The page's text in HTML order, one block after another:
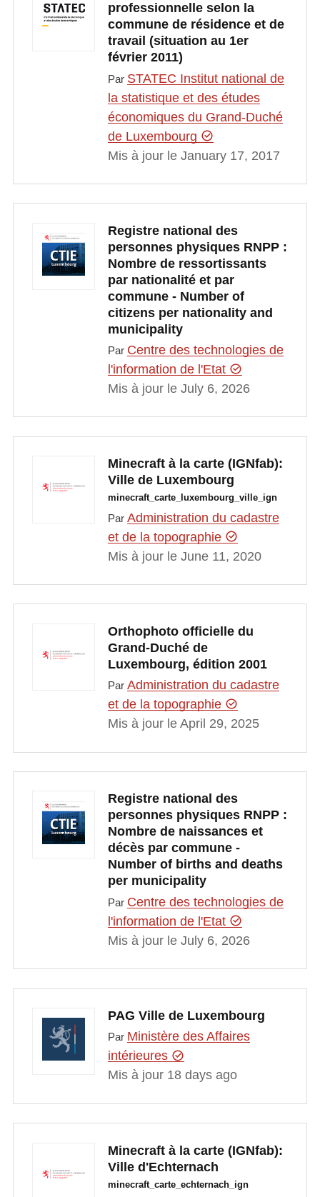
professionnelle selon la
commune de résidence et de
travail (situation au 1er
février 2011)
Par STATEC Institut national de
la statistique et des études
économiques du Grand-Duché
de Luxembourg
Mis à jour le January 17, 2017
Registre national des
personnes physiques RNPP :
Nombre de ressortissants
par nationalité et par
commune - Number of
citizens per nationality and
municipality
Par Centre des technologies de
l'information de l'Etat
Mis à jour le July 6, 2026
Minecraft à la carte (IGNfab):
Ville de Luxembourg
minecraft_carte_luxembourg_ville_ign
Par Administration du cadastre
et de la topographie
Mis à jour le June 11, 2020
Orthophoto officielle du
Grand-Duché de
Luxembourg, édition 2001
Par Administration du cadastre
et de la topographie
Mis à jour le April 29, 2025
Registre national des
personnes physiques RNPP :
Nombre de naissances et
décès par commune -
Number of births and deaths
per municipality
Par Centre des technologies de
l'information de l'Etat
Mis à jour le July 6, 2026
PAG Ville de Luxembourg
Par Ministère des Affaires
intérieures
Mis à jour 18 days ago
Minecraft à la carte (IGNfab):
Ville d'Echternach
minecraft_carte_echternach_ign